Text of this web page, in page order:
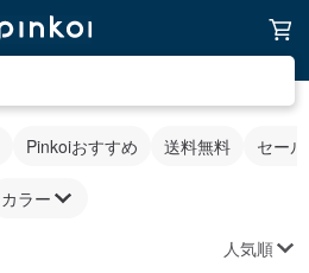
Pinkoiおすすめ 送料無料 セー
カラー
人気順